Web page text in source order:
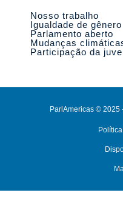
Nosso trabalho
Igualdade de gênero
Parlamento aberto
Mudanças
Participação da
ParlAmericas © 2025